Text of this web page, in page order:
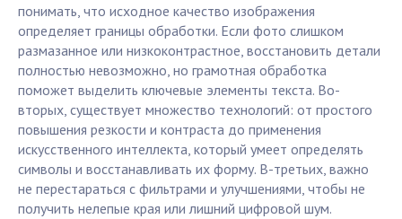
понимать, что исходное качество изображения
определяет границы обработки. Если фото слишком
размазанное или низкоконтрастное, восстановить детали
полностью невозможно, но грамотная обработка
поможет выделить ключевые элементы текста. Во-
вторых, существует множество технологий: от простого
повышения резкости и контраста до применения
искусственного интеллекта, который умеет определять
символы и восстанавливать их форму. В-третьих, важно
не перестараться с фильтрами и улучшениями, чтобы не
получить нелепые края или лишний цифровой шум.